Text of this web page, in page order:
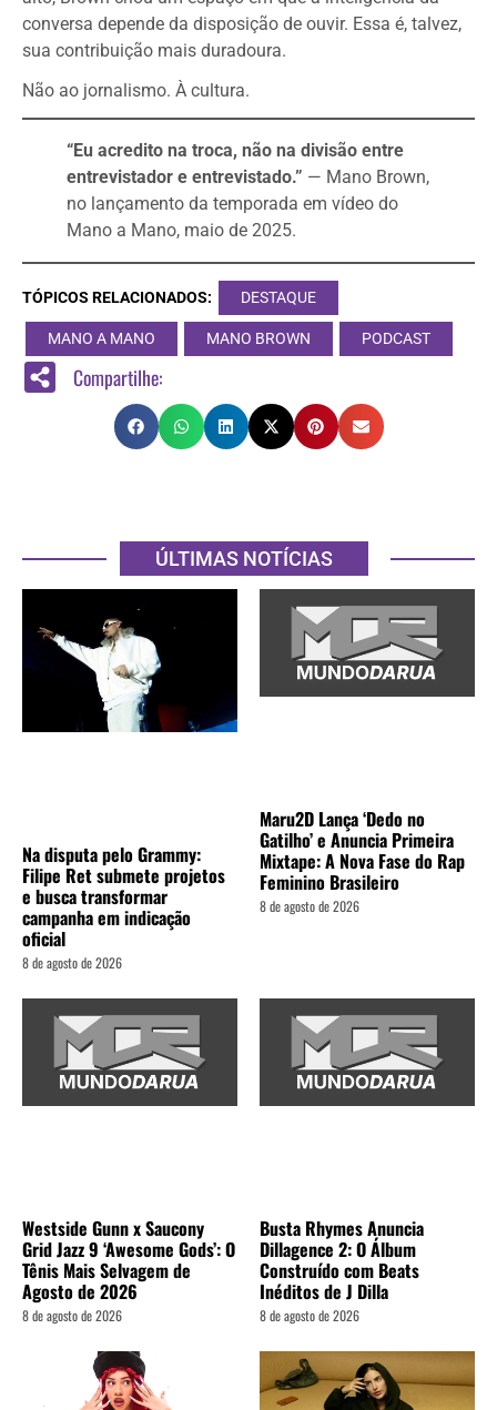
conversa depende da disposição de ouvir. Essa é, talvez,
sua contribuição mais duradoura.
Não ao jornalismo. À cultura.
“Eu acredito na troca, não na divisão entre
entrevistador e entrevistado.” — Mano Brown,
no lançamento da temporada em vídeo do
Mano a Mano, maio de 2025.
TÓPICOS RELACIONADOS: DESTAQUE
MANO A MANO MANO BROWN PODCAST
Compartilhe:
ÚLTIMAS NOTÍCIAS
Na disputa pelo Grammy:
Filipe Ret submete projetos
e busca transformar
campanha em indicação
oficial
8 de agosto de 2026
Maru2D Lança ‘Dedo no
Gatilho’ e Anuncia Primeira
Mixtape: A Nova Fase do Rap
Feminino Brasileiro
8 de agosto de 2026
Westside Gunn x Saucony
Grid Jazz 9 ‘Awesome Gods’: O
Tênis Mais Selvagem de
Agosto de 2026
8 de agosto de 2026
Busta Rhymes Anuncia
Dillagence 2: O Álbum
Construído com Beats
Inéditos de J Dilla
8 de agosto de 2026